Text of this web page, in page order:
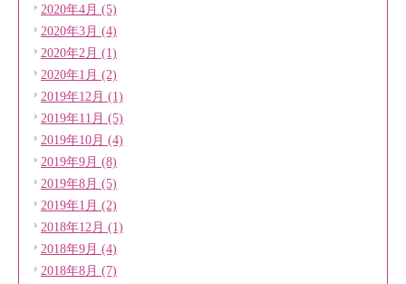
2020年4月 (5)
2020年3月 (4)
2020年2月 (1)
2020年1月 (2)
2019年12月 (1)
2019年11月 (5)
2019年10月 (4)
2019年9月 (8)
2019年8月 (5)
2019年1月 (2)
2018年12月 (1)
2018年9月 (4)
2018年8月 (7)